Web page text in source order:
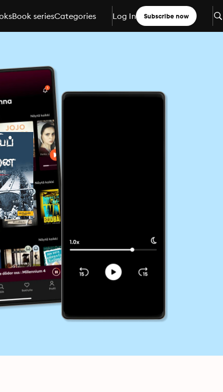
Book seriesCategories Log In Subscribe now